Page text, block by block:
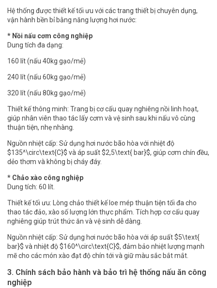
Hệ thống được thiết kế tối ưu với các trang thiết bị chuyên dụng,
vận hành bền bỉ bằng năng lượng hơi nước:
* Nồi nấu cơm công nghiệp
Dung tích đa dạng:
160 lít (nấu 40kg gạo/mẻ)
240 lít (nấu 60kg gạo/mẻ)
320 lít (nấu 80kg gạo/mẻ)
Thiết kế thông minh: Trang bị cơ cấu quay nghiêng nồi linh hoạt,
giúp nhân viên thao tác lấy cơm và vệ sinh sau khi nấu vô cùng
thuận tiện, nhẹ nhàng.
Nguồn nhiệt cấp: Sử dụng hơi nước bão hòa với nhiệt độ
$135^\circ\text{C}$ và áp suất $2,5\text{ bar}$, giúp cơm chín đều,
dẻo thơm và không bị cháy đáy.
* Chảo xào công nghiệp
Dung tích: 60 lít.
Thiết kế tối ưu: Lòng chảo thiết kế loe mép thuận tiện tối đa cho
thao tác đảo, xào số lượng lớn thực phẩm. Tích hợp cơ cấu quay
nghiêng giúp trút thức ăn và vệ sinh dễ dàng.
Nguồn nhiệt cấp: Sử dụng hơi nước bão hòa với áp suất $5\text{
bar}$ và nhiệt độ $160^\circ\text{C}$, đảm bảo nhiệt lượng mạnh
mẽ cho các món xào đạt độ chín tới và giữ màu sắc bắt mắt.
3. Chính sách bảo hành và bảo trì hệ thống nấu ăn công
nghiệp